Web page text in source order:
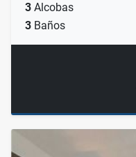
3 Alcobas
3 Baños